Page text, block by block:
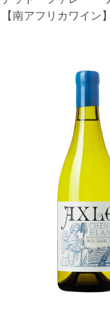
【南アフリカワイン